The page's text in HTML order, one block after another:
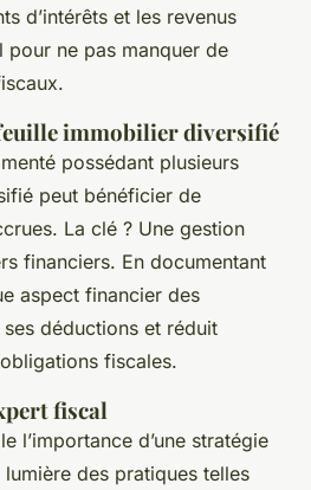
d’intérêts et les revenus
pour ne pas manquer de
immobilier diversifié
possédant plusieurs
peut bénéficier de
La clé ? Une gestion
financiers. En documentant
aspect financier des
déductions et réduit
fiscales.
fiscal
l’importance d’une stratégie
des pratiques telles